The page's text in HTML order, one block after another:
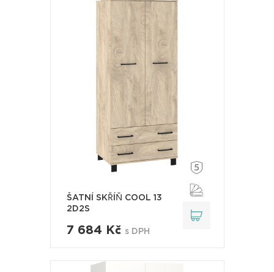
ŠATNÍ SKŘÍŇ COOL 13
2D2S
7 684 Kč s DPH